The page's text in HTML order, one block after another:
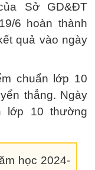
Sở GD&ĐT
6 hoàn thành
quả vào ngày
chuẩn lớp 10
thẳng. Ngày
lớp 10 thường
học 2024-